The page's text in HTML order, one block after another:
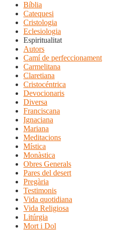
Bíblia
Catequesi
Cristologia
Eclesiologia
Espiritualitat
Autors
Camí de perfeccionament
Carmelitana
Claretiana
Cristocéntrica
Devocionaris
Diversa
Franciscana
Ignaciana
Mariana
Meditacions
Mística
Monàstica
Obres Generals
Pares del desert
Pregària
Testimonis
Vida quotidiana
Vida Religiosa
Litúrgia
Mort i Dol